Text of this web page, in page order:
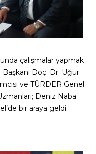
çalışmalar yapmak
Doç. Dr. Uğur
ve TÜRDER Genel
Deniz Naba
bir araya geldi.